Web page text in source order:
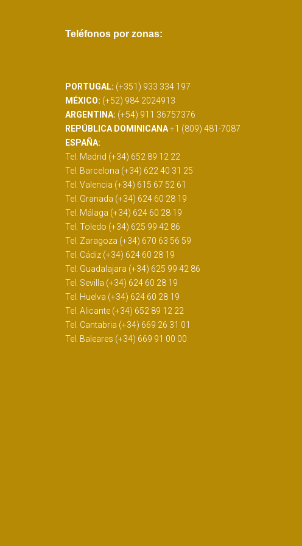
Teléfonos por zonas:
PORTUGAL: (+351) 933 334 197
MÉXICO: (+52) 984 2024913
ARGENTINA: (+54) 911 36757376
REPÚBLICA DOMINICANA+1 (809) 481-7087
ESPAÑA:
Tel. Madrid (+34) 652 89 12 22
Tel. Barcelona (+34) 622 40 31 25
Tel. Valencia (+34) 615 67 52 61
Tel. Granada (+34) 624 60 28 19
Tel. Málaga (+34) 624 60 28 19
Tel. Toledo (+34) 625 99 42 86
Tel. Zaragoza (+34) 670 63 56 59
Tel. Cádiz (+34) 624 60 28 19
Tel. Guadalajara (+34) 625 99 42 86
Tel. Sevilla (+34) 624 60 28 19
Tel. Huelva (+34) 624 60 28 19
Tel. Alicante (+34) 652 89 12 22
Tel. Cantabria (+34) 669 26 31 01
Tel. Baleares (+34) 669 91 00 00